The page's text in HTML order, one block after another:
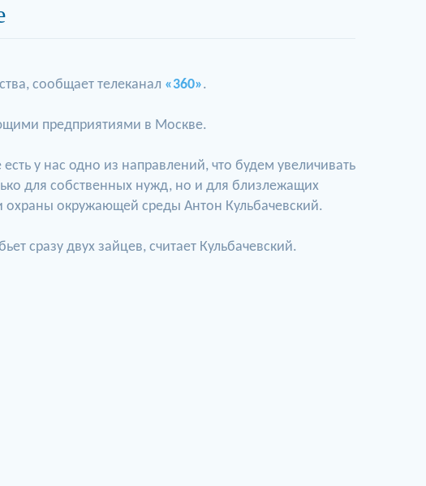
сообщает телеканал «360».
предприятиями в Москве.
у нас одно из направлений, что будем увеличивать
для собственных нужд, но и для близлежащих
охраны окружающей среды Антон Кульбачевский.
сразу двух зайцев, считает Кульбачевский.